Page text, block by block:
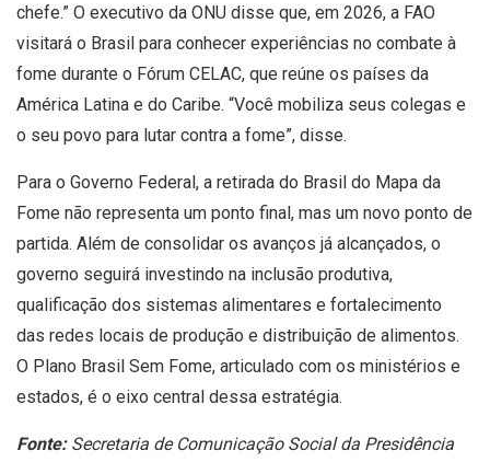
chefe.” O executivo da ONU disse que, em 2026, a FAO
visitará o Brasil para conhecer experiências no combate à
fome durante o Fórum CELAC, que reúne os países da
América Latina e do Caribe. “Você mobiliza seus colegas e
o seu povo para lutar contra a fome”, disse.
Para o Governo Federal, a retirada do Brasil do Mapa da
Fome não representa um ponto final, mas um novo ponto de
partida. Além de consolidar os avanços já alcançados, o
governo seguirá investindo na inclusão produtiva,
qualificação dos sistemas alimentares e fortalecimento
das redes locais de produção e distribuição de alimentos.
O Plano Brasil Sem Fome, articulado com os ministérios e
estados, é o eixo central dessa estratégia.
Fonte:Secretaria de Comunicação Social da Presidência